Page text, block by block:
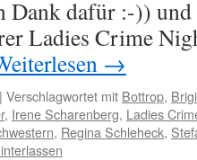
Dank dafür :-))
Ladies Crime
→
| Verschlagwortet mit Bottrop,
, Irene Scharenberg, Ladies
, Regina Schleheck,